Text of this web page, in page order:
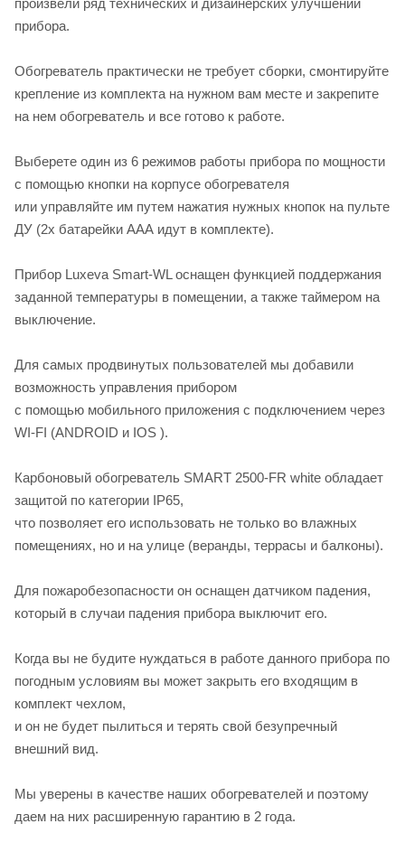
произвели ряд технических и дизайнерских улучшений
прибора.
Обогреватель практически не требует сборки, смонтируйте
крепление из комплекта на нужном вам месте и закрепите
на нем обогреватель и все готово к работе.
Выберете один из 6 режимов работы прибора по мощности
с помощью кнопки на корпусе обогревателя
или управляйте им путем нажатия нужных кнопок на пульте
ДУ (2х батарейки ААА идут в комплекте).
Прибор Luxeva Smart-WL оснащен функцией поддержания
заданной температуры в помещении, а также таймером на
выключение.
Для самых продвинутых пользователей мы добавили
возможность управления прибором
с помощью мобильного приложения с подключением через
WI-FI (ANDROID и IOS ).
Карбоновый обогреватель SMART 2500-FR white обладает
защитой по категории IP65,
что позволяет его использовать не только во влажных
помещениях, но и на улице (веранды, террасы и балконы).
Для пожаробезопасности он оснащен датчиком падения,
который в случаи падения прибора выключит его.
Когда вы не будите нуждаться в работе данного прибора по
погодным условиям вы может закрыть его входящим в
комплект чехлом,
и он не будет пылиться и терять свой безупречный
внешний вид.
Мы уверены в качестве наших обогревателей и поэтому
даем на них расширенную гарантию в 2 года.